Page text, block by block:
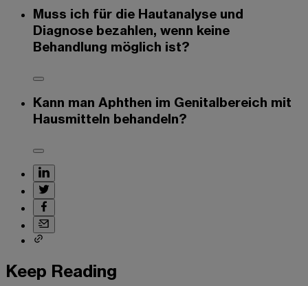
Muss ich für die Hautanalyse und
Diagnose bezahlen, wenn keine
Behandlung möglich ist?
Kann man Aphthen im Genitalbereich mit
Hausmitteln behandeln?
Keep Reading